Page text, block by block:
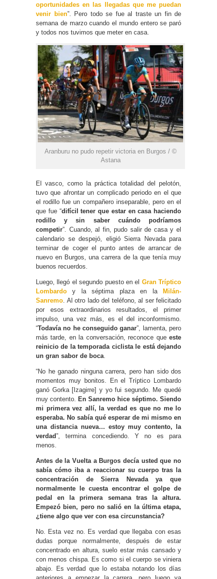
oportunidades en las llegadas que me puedan
venir bien”. Pero todo se fue al traste un fin de
semana de marzo cuando el mundo entero se paró
y todos nos tuvimos que meter en casa.
Aranburu no pudo repetir victoria en Burgos / ©
Astana
El vasco, como la práctica totalidad del pelotón,
tuvo que afrontar un complicado periodo en el que
el rodillo fue un compañero inseparable, pero en el
que fue “difícil tener que estar en casa haciendo
rodillo y sin saber cuándo podríamos
competir”. Cuando, al fin, pudo salir de casa y el
calendario se despejó, eligió Sierra Nevada para
terminar de coger el punto antes de arrancar de
nuevo en Burgos, una carrera de la que tenía muy
buenos recuerdos.
Luego, llegó el segundo puesto en el Gran Tríptico
Lombardo y la séptima plaza en la
Milán-
Sanremo . Al otro lado del teléfono, al ser felicitado
por esos extraordinarios resultados, el primer
impulso, una vez más, es el del inconformismo.
“Todavía no he conseguido ganar”, lamenta, pero
más tarde, en la conversación, reconoce que este
reinicio de la temporada ciclista le está dejando
un gran sabor de boca
“No he ganado ninguna carrera, pero han sido dos
momentos muy bonitos. En el Tríptico Lombardo
ganó Gorka [Izagirre] y yo fui segundo. Me quedé
muy contento.
En Sanremo hice séptimo. Siendo
mi primera vez allí, la verdad es que no me lo
esperaba. No sabía qué esperar de mi mismo en
una distancia nueva… estoy muy contento, la
verdad”, termina concediendo. Y no es para
menos.
Antes de la Vuelta a Burgos decía usted que no
sabía cómo iba a reaccionar su cuerpo tras la
concentración de Sierra Nevada ya que
normalmente le cuesta encontrar el golpe de
pedal en la primera semana tras la altura.
Empezó bien, pero no salió en la última etapa,
¿tiene algo que ver con esa circunstancia?
No. Esta vez no. Es verdad que llegaba con esas
dudas porque normalmente, después de estar
concentrado en altura, suelo estar más cansado y
con menos chispa. Es como si el cuerpo se viniera
abajo. Es verdad que lo estaba notando los días